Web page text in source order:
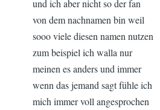
und ich aber nicht so der fan
von dem nachnamen bin weil
sooo viele diesen namen nutzen
zum beispiel ich walla nur
meinen es anders und immer
wenn das jemand sagt fühle ich
mich immer voll angesprochen